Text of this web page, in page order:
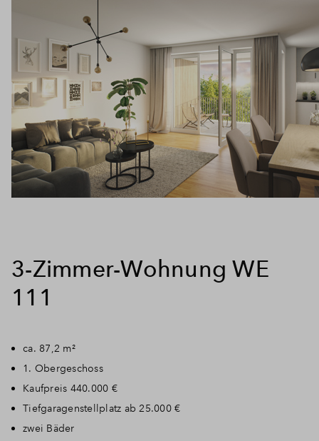
3-Zimmer-Wohnung WE
111
ca. 87,2 m²
1. Obergeschoss
Kaufpreis 440.000 €
Tiefgaragenstellplatz ab 25.000 €
zwei Bäder